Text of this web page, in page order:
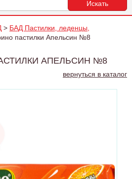
> БАД Пастилки, леденцы,
пастилки Апельсин №8
АПЕЛЬСИН №8
вернуться в каталог